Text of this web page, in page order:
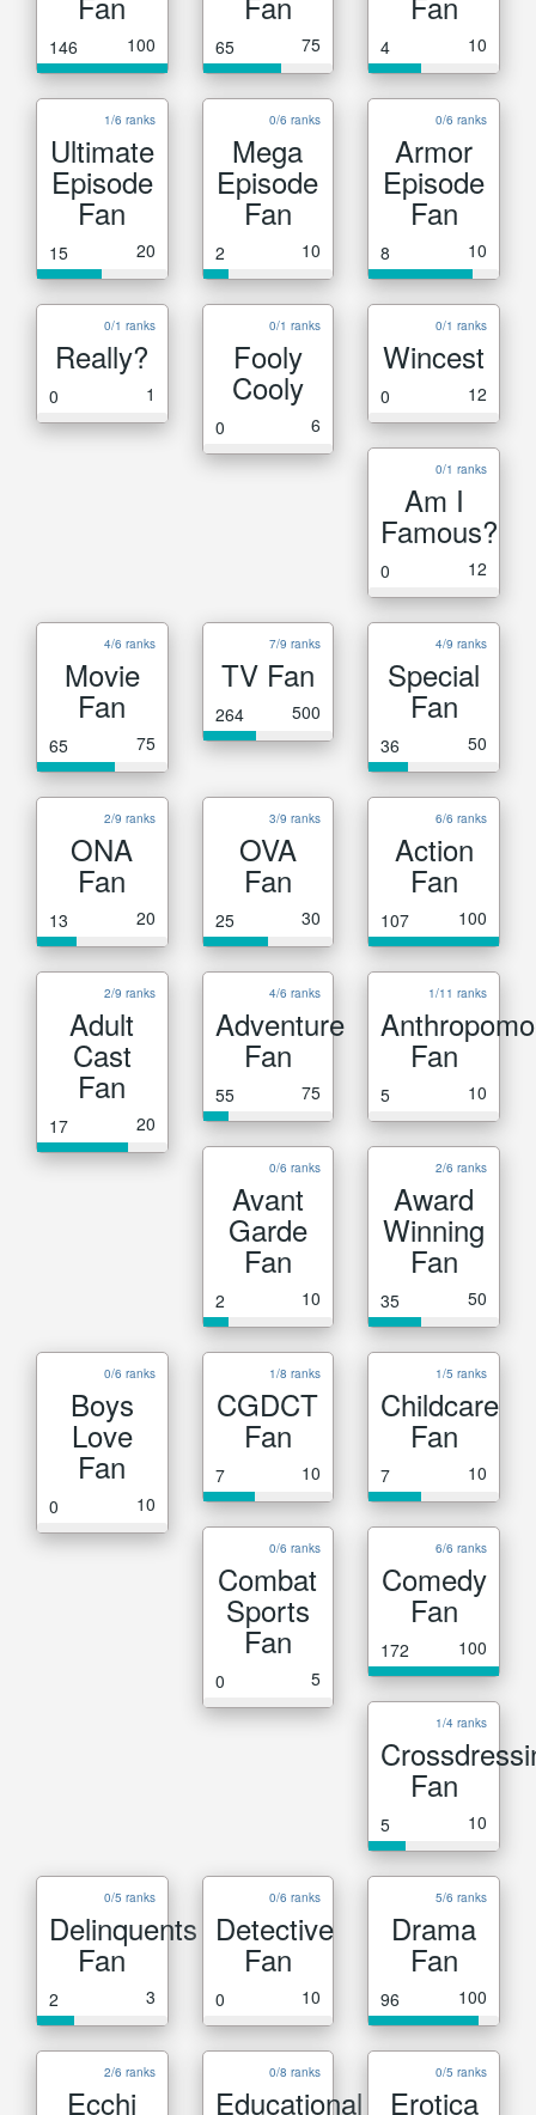
146 100 65 75 4 10
1/6 ranks
Ultimate
Episode
Fan
15 20
0/6 ranks
Mega
Episode
Fan
2 10
0/6 ranks
Armor
Episode
Fan
8 10
0/1 ranks
Really?
0 1
0/1 ranks
Fooly
Cooly
0 6
0/1 ranks
Wincest
0 12
0/1 ranks
Am I
Famous?
0 12
4/6 ranks
Movie
Fan
65 75
7/9 ranks
TV Fan
264 500
4/9 ranks
Special
Fan
36 50
2/9 ranks
ONA
Fan
13 20
3/9 ranks
OVA
Fan
25 30
6/6 ranks
Action
Fan
107 100
2/9 ranks
Adult
Cast
Fan
17 20
4/6 ranks
Adventure
Fan
55 75
1/11 ranks
Fan
5 10
0/6 ranks
Avant
Garde
Fan
2 10
2/6 ranks
Award
Winning
Fan
35 50
0/6 ranks
Boys
Love
Fan
0 10
1/8 ranks
CGDCT
Fan
7 10
1/5 ranks
Childcare
Fan
7 10
0/6 ranks
Combat
Sports
Fan
0 5
6/6 ranks
Comedy
Fan
172 100
1/4 ranks
Fan
5 10
0/5 ranks
Delinquents
Fan
2 3
0/6 ranks
Detective
Fan
0 10
5/6 ranks
Drama
Fan
96 100
2/6 ranks
Ecchi
0/8 ranks
Educational
0/5 ranks
Erotica